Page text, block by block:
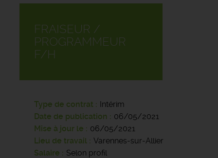
FRAISEUR /
PROGRAMMEUR
F/H
Type de contrat
Intérim
Date de publication
06/05/2021
Mise à jour le
06/05/2021
Lieu de travail
Varennes-sur-Allier
Salaire
Selon profil